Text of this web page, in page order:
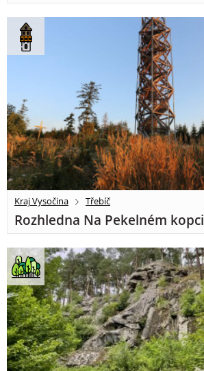
Kraj Vysočina Třebíč
Rozhledna Na Pekelném kopci